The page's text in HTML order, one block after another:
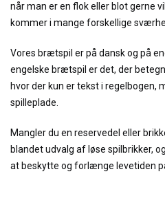
når man er en flok eller blot gerne
kommer i mange forskellige
Vores brætspil er på dansk og på
engelske brætspil er det, der
hvor der kun er tekst i regelbogen,
spilleplade.
Mangler du en reservedel eller
blandet udvalg af løse spilbrikker,
at beskytte og forlænge levetiden